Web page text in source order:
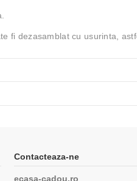
fi dezasamblat cu usurinta,
Contacteaza-ne
ecasa-cadou.ro